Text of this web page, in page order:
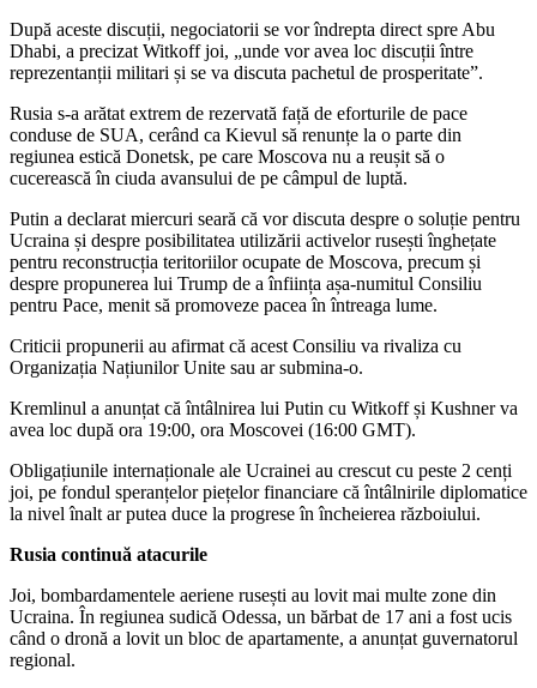
După aceste discuții, negociatorii se vor îndrepta direct spre Abu
Dhabi, a precizat Witkoff joi, „unde vor avea loc discuții între
reprezentanții militari și se va discuta pachetul de prosperitate”.
Rusia s-a arătat extrem de rezervată față de eforturile de pace
conduse de SUA, cerând ca Kievul să renunțe la o parte din
regiunea estică Donetsk, pe care Moscova nu a reușit să o
cucerească în ciuda avansului de pe câmpul de luptă.
Putin a declarat miercuri seară că vor discuta despre o soluție pentru
Ucraina și despre posibilitatea utilizării activelor rusești înghețate
pentru reconstrucția teritoriilor ocupate de Moscova, precum și
despre propunerea lui Trump de a înființa așa-numitul Consiliu
pentru Pace, menit să promoveze pacea în întreaga lume.
Criticii propunerii au afirmat că acest Consiliu va rivaliza cu
Organizația Națiunilor Unite sau ar submina-o.
Kremlinul a anunțat că întâlnirea lui Putin cu Witkoff și Kushner va
avea loc după ora 19:00, ora Moscovei (16:00 GMT).
Obligațiunile internaționale ale Ucrainei au crescut cu peste 2 cenți
joi, pe fondul speranțelor piețelor financiare că întâlnirile diplomatice
la nivel înalt ar putea duce la progrese în încheierea războiului.
Rusia continuă atacurile
Joi, bombardamentele aeriene rusești au lovit mai multe zone din
Ucraina. În regiunea sudică Odessa, un bărbat de 17 ani a fost ucis
când o dronă a lovit un bloc de apartamente, a anunțat guvernatorul
regional.